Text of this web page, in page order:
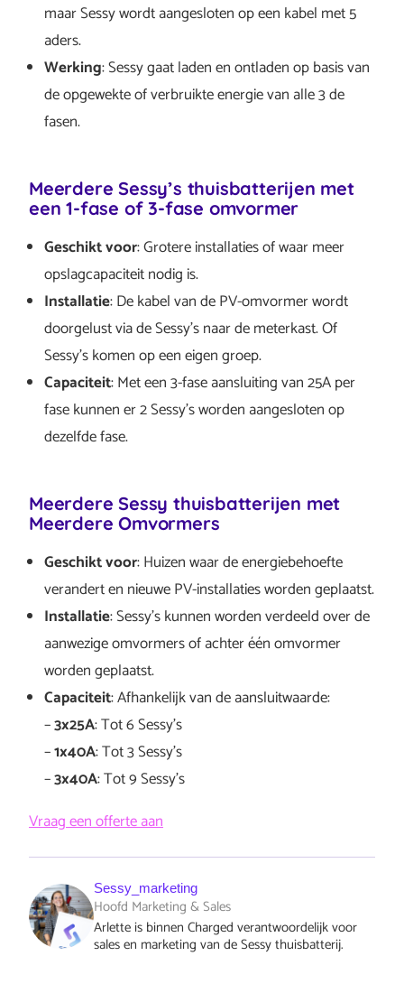
maar Sessy wordt aangesloten op een kabel met 5
aders.
Werking: Sessy gaat laden en ontladen op basis van
de opgewekte of verbruikte energie van alle 3 de
fasen.
Meerdere Sessy’s thuisbatterijen met
een 1-fase of 3-fase omvormer
Geschikt voor: Grotere installaties of waar meer
opslagcapaciteit nodig is.
Installatie: De kabel van de PV-omvormer wordt
doorgelust via de Sessy’s naar de meterkast. Of
Sessy’s komen op een eigen groep.
Capaciteit: Met een 3-fase aansluiting van 25A per
fase kunnen er 2 Sessy’s worden aangesloten op
dezelfde fase.
Meerdere Sessy thuisbatterijen met
Meerdere Omvormers
Geschikt voor: Huizen waar de energiebehoefte
verandert en nieuwe PV-installaties worden geplaatst.
Installatie: Sessy’s kunnen worden verdeeld over de
aanwezige omvormers of achter één omvormer
worden geplaatst.
Capaciteit: Afhankelijk van de aansluitwaarde:
–3x25A: Tot 6 Sessy’s
–1x40A: Tot 3 Sessy’s
–3x40A: Tot 9 Sessy’s
Vraag een offerte aan
Sessy_marketing
Hoofd Marketing & Sales
Arlette is binnen Charged verantwoordelijk voor
sales en marketing van de Sessy thuisbatterij.